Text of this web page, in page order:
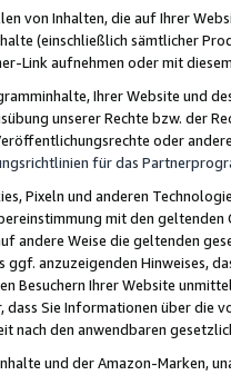
von Inhalten, die auf Ihrer
(einschließlich sämtlicher
Link aufnehmen oder mit
Ihrer Website und
unserer Rechte bzw. der
oder
für das
Pixeln und anderen
mit den
andere Weise die geltenden
ggf. anzuzeigenden Hinweises,
Besuchern Ihrer Website
dass Sie Informationen über die
nach den anwendbaren
und der Amazon-Marken,